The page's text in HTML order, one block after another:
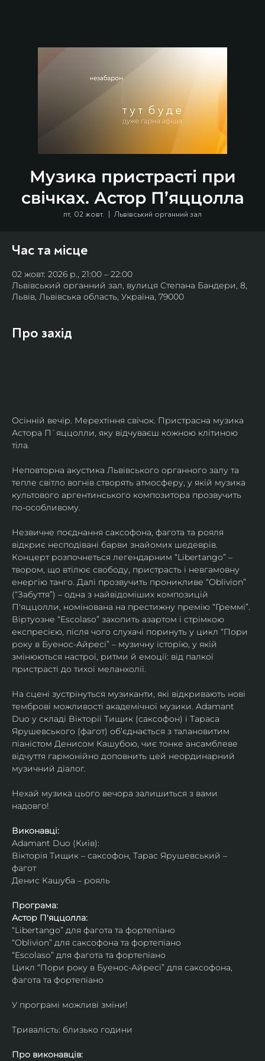
Музика пристрасті при
свічках. Астор П’яццолла
пт, 02 жовт.
  |
Львівський органний зал
Час та місце
02 жовт. 2026 р., 21:00 – 22:00
Львівський органний зал, вулиця Степана Бандери, 8,
Львів, Львівська область, Україна, 79000
Про захід
Осінній вечір. Мерехтіння свічок. Пристрасна музика
Астора П`яццолли, яку відчуваєш кожною клітиною
тіла.
Неповторна акустика Львівського органного залу та
тепле світло вогнів створять атмосферу, у якій музика
культового аргентинського композитора прозвучить
по-особливому.
Незвичне поєднання саксофона, фагота та рояля
відкриє несподівані барви знайомих шедеврів.
Концерт розпочнеться легендарним “Libertango” –
твором, що втілює свободу, пристрасть і невгамовну
енергію танго. Далі прозвучить проникливе “Oblivion”
(“Забуття”) – одна з найвідоміших композицій
П'яццолли, номінована на престижну премію “Греммі”.
Віртуозне “Escolaso” захопить азартом і стрімкою
експресією, після чого слухачі поринуть у цикл “Пори
року в Буенос-Айресі” – музичну історію, у якій
змінюються настрої, ритми й емоції: від палкої
пристрасті до тихої меланхолії.
На сцені зустрінуться музиканти, які відкривають нові
темброві можливості академічної музики. Adamant
Duo у складі Вікторії Тищик (саксофон) і Тараса
Ярушевського (фагот) об’єднається з талановитим
піаністом Денисом Кашубою, чиє тонке ансамблеве
відчуття гармонійно доповнить цей неординарний
музичний діалог.
Нехай музика цього вечора залишиться з вами
надовго!
Виконавці:
Adamant Duo (Київ):
Вікторія Тищик – саксофон, Тарас Ярушевський –
фагот
Денис Кашуба – рояль
Програма:
Астор П'яццолла:
“Libertango” для фагота та фортепіано
“Oblivion” для саксофона та фортепіано
“Escolaso” для фагота та фортепіано
Цикл “Пори року в Буенос-Айресі” для саксофона,
фагота та фортепіано
У програмі можливі зміни!
Тривалість: близько години
Про виконавців: